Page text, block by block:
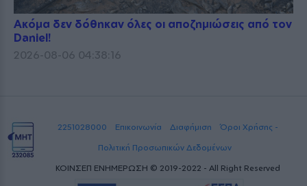
Ακόμα δεν δόθηκαν όλες οι αποζημιώσεις από τον
Daniel!
2026-08-06 04:38:16
2251028000 Επικοινωνία Διαφήμιση
Όροι Χρήσης -
Πολιτική Προσωπικών Δεδομένων
ΚΟΙΝΣΕΠ ΕΝΗΜΕΡΩΣΗ © 2019-2022 - All Right Reserved